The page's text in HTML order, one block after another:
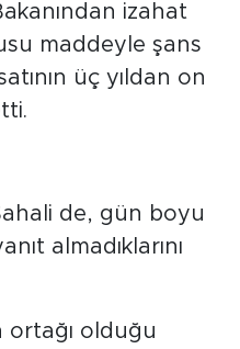
izahat
maddeyle şans
üç yıldan on
de, gün boyu
almadıklarını
ortağı olduğu